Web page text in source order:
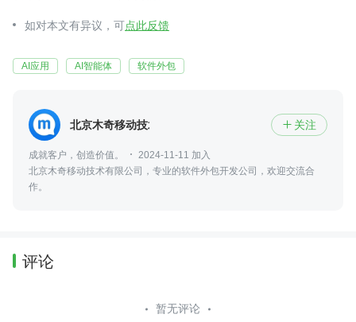
如对本文有异议，可点此反馈
AI应用 AI智能体 软件外包
北京木奇移动技术有限公司  关注
成就客户，创造价值。
2024-11-11 加入
北京木奇移动技术有限公司，专业的软件外包开发公司，欢迎交流合
作。
评论
暂无评论